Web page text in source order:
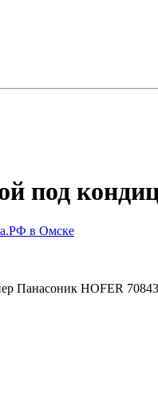
под
в Омске
Панасоник HOFER